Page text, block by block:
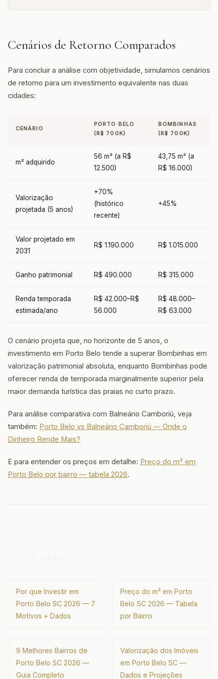
Cenários de Retorno Comparados
Para concluir a análise com objetividade, simulamos cenários
de retorno para um investimento equivalente nas duas
cidades:
CENÁRIO
PORTO BELO
(R$ 700K)
BOMBINHAS
(R$ 700K)
m² adquirido
56 m² (a R$
12.500)
43,75 m² (a
R$ 16.000)
Valorização
projetada (5 anos)
+70%
(histórico
recente)
+45%
Valor projetado em
2031
R$ 1.190.000 R$ 1.015.000
Ganho patrimonial R$ 490.000 R$ 315.000
Renda temporada
estimada/ano
R$ 42.000–R$
56.000
R$ 48.000–
R$ 63.000
O cenário projeta que, no horizonte de 5 anos, o
investimento em Porto Belo tende a superar Bombinhas em
valorização patrimonial absoluta, enquanto Bombinhas pode
oferecer renda de temporada marginalmente superior pela
maior demanda turística das praias no curto prazo.
Para análise comparativa com Balneário Camboriú, veja
também: Porto Belo vs Balneário Camboriú — Onde o
Dinheiro Rende Mais?
E para entender os preços em detalhe: Preço do m² em
Porto Belo por bairro — tabela 2026.
Por que Investir em
Porto Belo SC 2026 — 7
Motivos + Dados
Preço do m² em Porto
Belo SC 2026 — Tabela
por Bairro
9 Melhores Bairros de
Porto Belo SC 2026 —
Guia Completo
Valorização dos Imóveis
em Porto Belo SC —
Dados e Projeções